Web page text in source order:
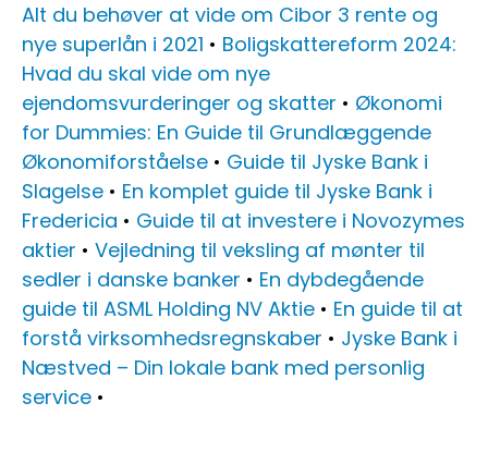
Alt du behøver at vide om Cibor 3 rente og
nye superlån i 2021 • Boligskattereform 2024:
Hvad du skal vide om nye
ejendomsvurderinger og skatter • Økonomi
for Dummies: En Guide til Grundlæggende
Økonomiforståelse • Guide til Jyske Bank i
Slagelse • En komplet guide til Jyske Bank i
Fredericia • Guide til at investere i Novozymes
aktier • Vejledning til veksling af mønter til
sedler i danske banker • En dybdegående
guide til ASML Holding NV Aktie • En guide til at
forstå virksomhedsregnskaber • Jyske Bank i
Næstved – Din lokale bank med personlig
service •